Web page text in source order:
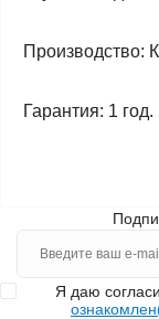
Производство:
Гарантия: 1 год.
Я даю